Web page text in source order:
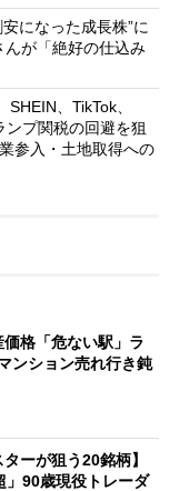
になった成長株”に
が「絶好の仕込み
、TikTok、
プ関税の回避を狙
参入・土地取得への
価格「危ない駅」ラ
ンション売れ行き鈍
ターが狙う20銘柄】
」90歳現役トレーダ